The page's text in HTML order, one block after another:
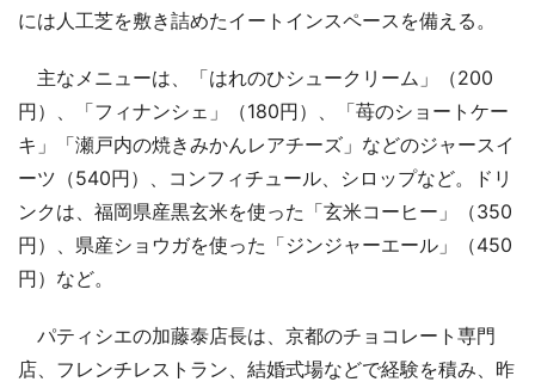
には人工芝を敷き詰めたイートインスペースを備える。
主なメニューは、「はれのひシュークリーム」（200
円）、「フィナンシェ」（180円）、「苺のショートケー
キ」「瀬戸内の焼きみかんレアチーズ」などのジャースイ
ーツ（540円）、コンフィチュール、シロップなど。ドリ
ンクは、福岡県産黒玄米を使った「玄米コーヒー」（350
円）、県産ショウガを使った「ジンジャーエール」（450
円）など。
パティシエの加藤泰店長は、京都のチョコレート専門
店、フレンチレストラン、結婚式場などで経験を積み、昨